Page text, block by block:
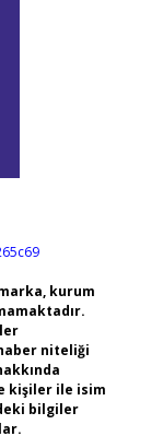
kurum
niteliği
kişiler ile isim
bilgiler